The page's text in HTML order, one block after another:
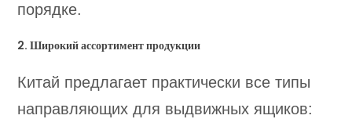
порядке.
2. Широкий ассортимент продукции
Китай предлагает практически все типы
направляющих для выдвижных ящиков: